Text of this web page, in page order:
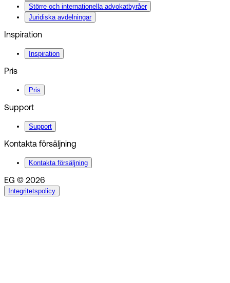
Större och internationella advokatbyråer
Juridiska avdelningar
Inspiration
Inspiration
Pris
Pris
Support
Support
Kontakta försäljning
Kontakta försäljning
EG © 2026
Integritetspolicy